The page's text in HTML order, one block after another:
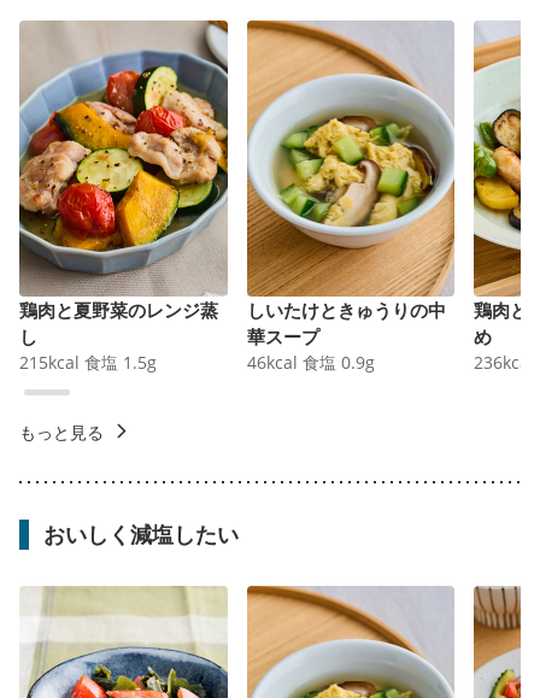
鶏肉と夏野菜のレンジ蒸
し
215kcal 食塩 1.5g
しいたけときゅうりの中
華スープ
46kcal 食塩 0.9g
鶏肉と
め
236kcal
もっと見る
おいしく減塩したい